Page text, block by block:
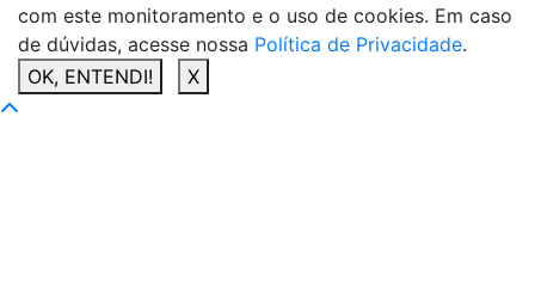
com este monitoramento e o uso de cookies. Em caso
de dúvidas, acesse nossa Política de Privacidade.
OK, ENTENDI!
X